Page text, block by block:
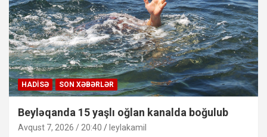
HADISƏ SON XƏBƏRLƏR
Beyləqanda 15 yaşlı oğlan kanalda boğulub
Avqust 7, 2026 / 20:40 leylakamil